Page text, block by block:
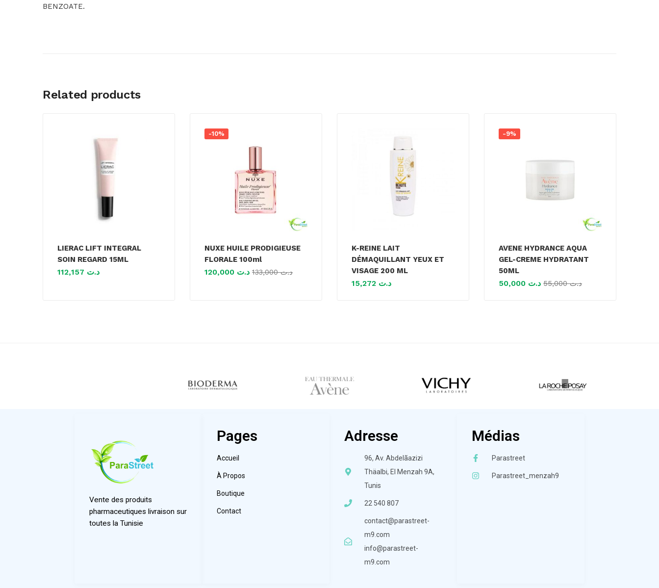
BENZOATE.
Related products
LIERAC LIFT INTEGRAL
SOIN REGARD 15ML
د.ت
-10%
NUXE HUILE PRODIGIEUSE
FLORALE 100ml
د.ت د.ت133,000
K-REINE LAIT
DÉMAQUILLANT YEUX ET
VISAGE 200 ML
د.ت
-9%
AVENE HYDRANCE AQUA
GEL-CREME HYDRATANT
50ML
د.ت د.ت55,000
Vente des produits
pharmaceutiques livraison sur
toutes la Tunisie
Pages
Accueil
À Propos
Boutique
Contact
Adresse
96, Av. Abdelãazizi
Thäalbi, El Menzah 9A,
Tunis
22 540 807
contact@parastreet-
m9.com
info@parastreet-
m9.com
Médias
Parastreet
Parastreet_menzah9